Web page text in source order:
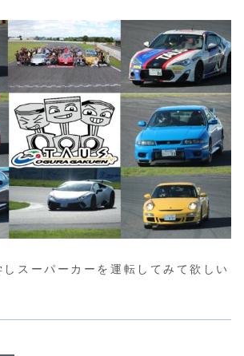
スーパーカーを運転してみて欲しい